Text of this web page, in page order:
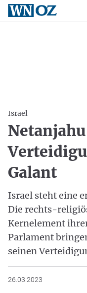
Israel
Galant
Israel steht eine
Die rechts-
Kernelement
Parlament
seinen
26.03.2023